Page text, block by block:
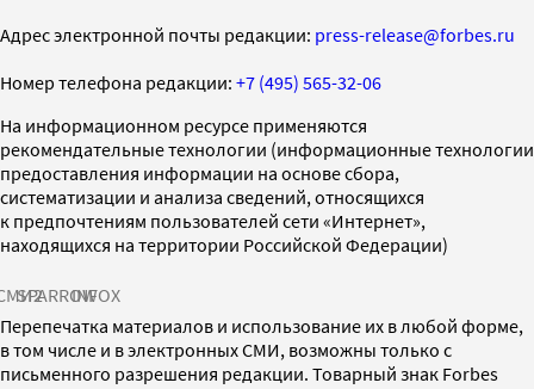
Адрес электронной почты редакции: press-release@forbes.ru
Номер телефона редакции: +7 (495) 565-32-06
На информационном ресурсе применяются
рекомендательные технологии (информационные технологии
предоставления информации на основе сбора,
систематизации и анализа сведений, относящихся
к предпочтениям пользователей сети «Интернет»,
находящихся на территории Российской Федерации)
SPARROWINFOX
Перепечатка материалов и использование их в любой форме,
в том числе и в электронных СМИ, возможны только с
письменного разрешения редакции. Товарный знак Forbes